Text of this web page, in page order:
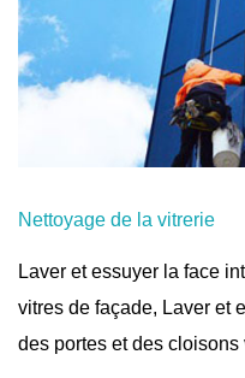
Nettoyage de la vitrerie
Laver et essuyer la face
vitres de façade, Laver et
des portes et des cloisons